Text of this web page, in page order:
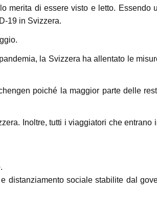
merita di essere visto e letto. Essendo
19 in Svizzera.
la Svizzera ha allentato le
poiché la maggior parte delle
Inoltre, tutti i viaggiatori che entrano
distanziamento sociale stabilite dal